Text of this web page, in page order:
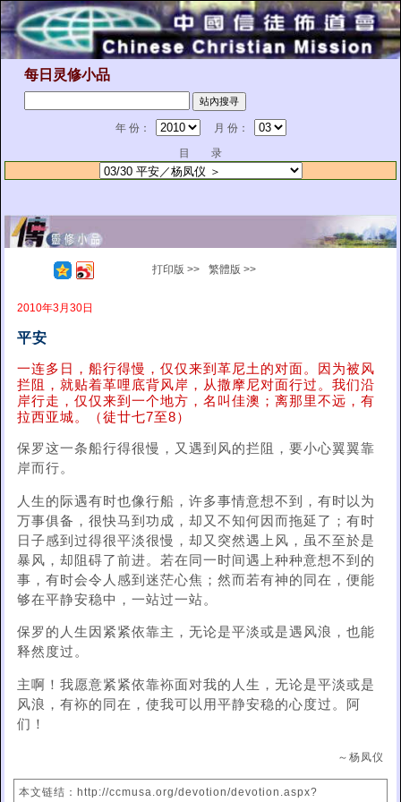
每日灵修小品
年 份：
月 份：
目 录
打印版 >> 繁體版 >>
2010年3月30日
平安
一连多日，船行得慢，仅仅来到革尼土的对面。因为被风
拦阻，就贴着革哩底背风岸，从撒摩尼对面行过。我们沿
岸行走，仅仅来到一个地方，名叫佳澳；离那里不远，有
拉西亚城。（徒廿七7至8）
保罗这一条船行得很慢，又遇到风的拦阻，要小心翼翼靠
岸而行。
人生的际遇有时也像行船，许多事情意想不到，有时以为
万事俱备，很快马到功成，却又不知何因而拖延了；有时
日子感到过得很平淡很慢，却又突然遇上风，虽不至於是
暴风，却阻碍了前进。若在同一时间遇上种种意想不到的
事，有时会令人感到迷茫心焦；然而若有神的同在，便能
够在平静安稳中，一站过一站。
保罗的人生因紧紧依靠主，无论是平淡或是遇风浪，也能
释然度过。
主啊！我愿意紧紧依靠袮面对我的人生，无论是平淡或是
风浪，有袮的同在，使我可以用平静安稳的心度过。阿
们！
～杨凤仪
本文链结：http://ccmusa.org/devotion/devotion.aspx?